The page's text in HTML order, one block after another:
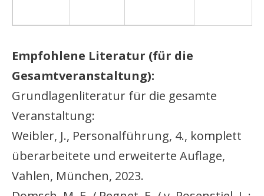
Empfohlene Literatur (für die
Gesamtveranstaltung):
Grundlagenliteratur für die gesamte
Veranstaltung:
Weibler, J., Personalführung, 4., komplett
überarbeitete und erweiterte Auflage,
Vahlen, München, 2023.